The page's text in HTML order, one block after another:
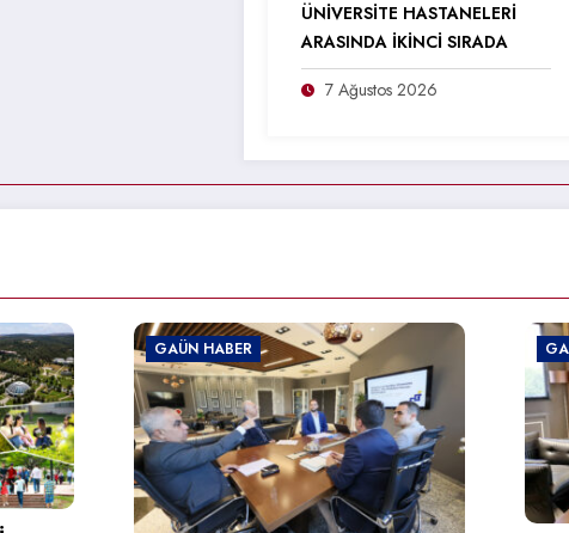
ÜNİVERSİTE HASTANELERİ
ARASINDA İKİNCİ SIRADA
7 Ağustos 2026
GAÜN HABER